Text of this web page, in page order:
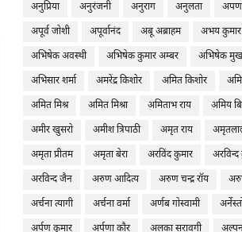
अनुप्रिया
अनुरंजनी अनुराग अनुलता
अपूर्व जोशी
अपूर्वानंद अबू अब्राहम
अभय
अभिषेक अवस्थी
अभिषेक कुमार अम्बर
अभिषेक
अभिसार शर्मा
अमरेंद्र किशोर अमित किशोर
अमित मिश्र
अमित मिश्रा अमिताभ राय
अमिय
अमीर खुसरो
अमीश त्रिपाठी अमृत राय
अमृता प्रीतम
अमृता बेरा अरविंद कुमार
अरविन्द जैन
अरुण आदित्य अरुण चन्द्र रॉय
अर्चना त्यागी
अर्चना वर्मा अर्णब गोस्वामी
अर्पण कुमार
अर्पणा कौर अलका सरावगी